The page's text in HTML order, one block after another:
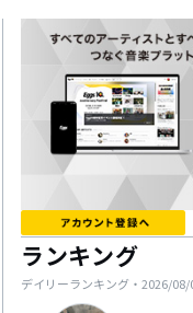
ランキング
デイリーランキング・ 2026/08/